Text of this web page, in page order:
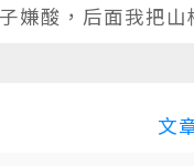
嫌酸，后面我把
文